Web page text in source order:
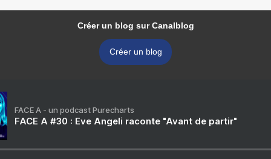
Créer un blog sur Canalblog
Créer un blog
FACE A - un podcast Purecharts
FACE A #30 : Eve Angeli raconte "Avant de partir"